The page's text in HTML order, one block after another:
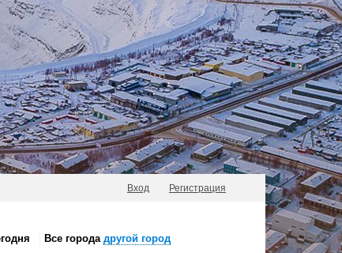
Вход Регистрация
Все города другой город